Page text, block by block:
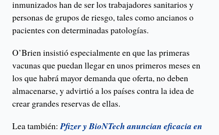
inmunizados han de ser los trabajadores sanitarios y
personas de grupos de riesgo, tales como ancianos o
pacientes con determinadas patologías.
O’Brien insistió especialmente en que las primeras
vacunas que puedan llegar en unos primeros meses en
los que habrá mayor demanda que oferta, no deben
almacenarse, y advirtió a los países contra la idea de
crear grandes reservas de ellas.
Lea también:Pfizer y BioNTech anuncian eficacia en